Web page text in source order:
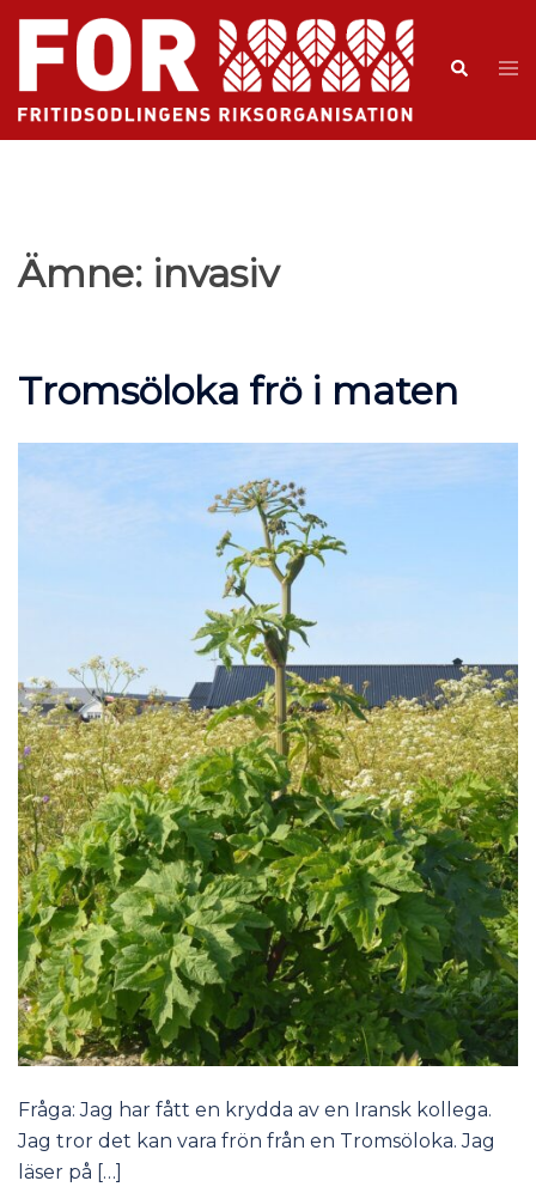
Ämne: invasiv
Tromsöloka frö i maten
Fråga: Jag har fått en krydda av en Iransk kollega.
Jag tror det kan vara frön från en Tromsöloka. Jag
läser på […]